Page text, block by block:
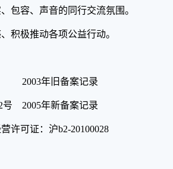
包容、声音的同行交流氛围。
积极推动各项公益行动。
2003年旧备案记录
号 2005年新备案记录
许可证：沪b2-20100028